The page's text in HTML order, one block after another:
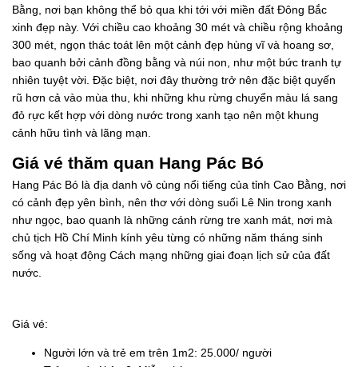
Bằng, nơi bạn không thể bỏ qua khi tới với miền đất Đông Bắc
xinh đẹp này. Với chiều cao khoảng 30 mét và chiều rộng khoảng
300 mét, ngọn thác toát lên một cảnh đẹp hùng vĩ và hoang sơ,
bao quanh bởi cảnh đồng bằng và núi non, như một bức tranh tự
nhiên tuyệt vời. Đặc biệt, nơi đây thường trở nên đặc biệt quyến
rũ hơn cả vào mùa thu, khi những khu rừng chuyển màu lá sang
đỏ rực kết hợp với dòng nước trong xanh tạo nên một khung
cảnh hữu tình và lãng mạn.
Giá vé thăm quan Hang Pác Bó
Hang Pác Bó là địa danh vô cùng nổi tiếng của tỉnh Cao Bằng, nơi
có cảnh đẹp yên bình, nên thơ với dòng suối Lê Nin trong xanh
như ngọc, bao quanh là những cánh rừng tre xanh mát, nơi mà
chủ tịch Hồ Chí Minh kính yêu từng có những năm tháng sinh
sống và hoạt động Cách mạng những giai đoạn lịch sử của đất
nước.
Giá vé:
Người lớn và trẻ em trên 1m2: 25.000/ người